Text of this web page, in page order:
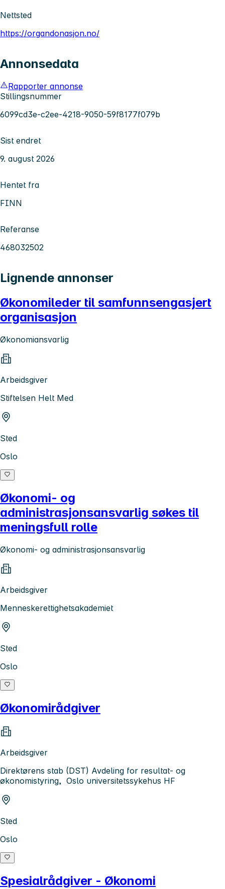
Nettsted
https://organdonasjon.no/
Annonsedata
Rapporter annonse
Stillingsnummer
6099cd3e-c2ee-4218-9050-59f8177f079b
Sist endret
9. august 2026
Hentet fra
FINN
Referanse
468032502
Lignende annonser
Økonomileder til samfunnsengasjert
organisasjon
Økonomiansvarlig
Arbeidsgiver
Stiftelsen Helt Med
Sted
Oslo
Økonomi- og
administrasjonsansvarlig søkes til
meningsfull rolle
Økonomi- og administrasjonsansvarlig
Arbeidsgiver
Menneskerettighetsakademiet
Sted
Oslo
Økonomirådgiver
Arbeidsgiver
Direktørens stab (DST) Avdeling for resultat- og
økonomistyring, Oslo universitetssykehus HF
Sted
Oslo
Spesialrådgiver - Økonomi